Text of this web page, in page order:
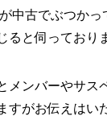
中古でぶつか
ると伺っており
メンバーやサス
すがお伝えはい